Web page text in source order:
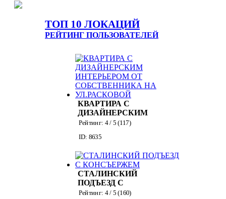
ТОП 10 ЛОКАЦИЙ
РЕЙТИНГ ПОЛЬЗОВАТЕЛЕЙ
КВАРТИРА С
ДИЗАЙНЕРСКИМ
ИНТЕРЬЕРОМ ОТ
НА УЛ.РАСКОВОЙ
Рейтинг: 4/ 5 (117)
ID: 8635
СТАЛИНСКИЙ
ПОДЪЕЗД С
КОНСЪЕРЖЕМ
Рейтинг: 4/ 5 (160)